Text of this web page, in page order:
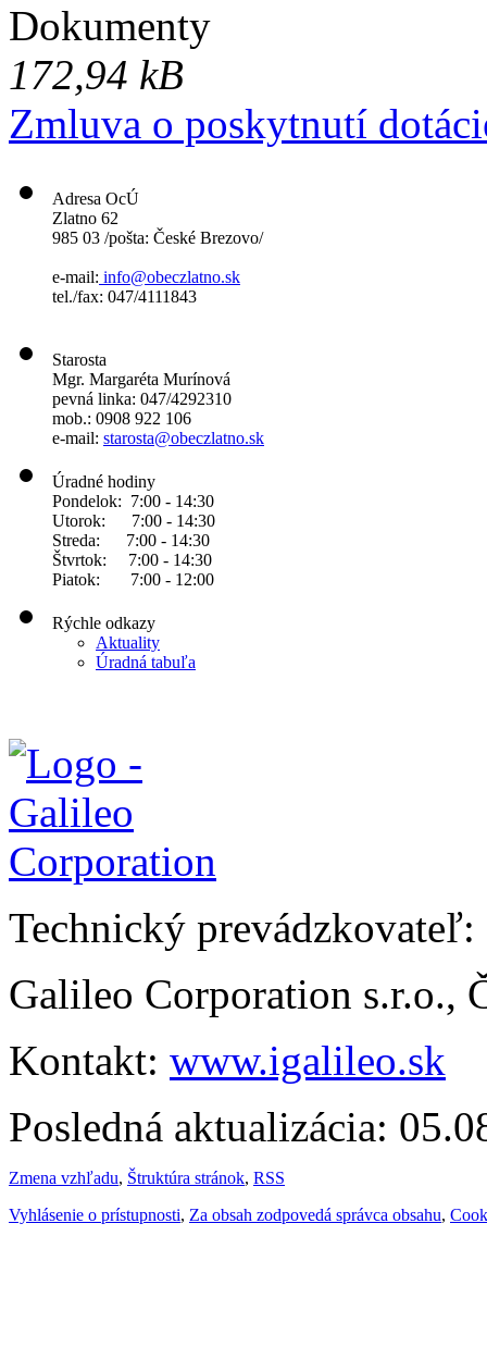
Dokumenty
172,94 kB
Zmluva o poskytnutí
Adresa OcÚ
Zlatno 62
985 03 /pošta: České Brezovo/
e-mail: info@obeczlatno.sk
tel./fax: 047/4111843
Starosta
Mgr. Margaréta Murínová
pevná linka: 047/4292310
mob.: 0908 922 106
e-mail: starosta@obeczlatno.sk
Úradné hodiny
Pondelok: 7:00 - 14:30
Utorok: 7:00 - 14:30
Streda: 7:00 - 14:30
Štvrtok: 7:00 - 14:30
Piatok: 7:00 - 12:00
Rýchle odkazy
Aktuality
Úradná tabuľa
Technický prevádzkovateľ:
Galileo Corporation s.r.o.,
Kontakt: www.igalileo.sk
Posledná aktualizácia:
Zmena vzhľadu, Štruktúra stránok, RSS
Vyhlásenie o prístupnosti, Za obsah zodpovedá správca obsahu,